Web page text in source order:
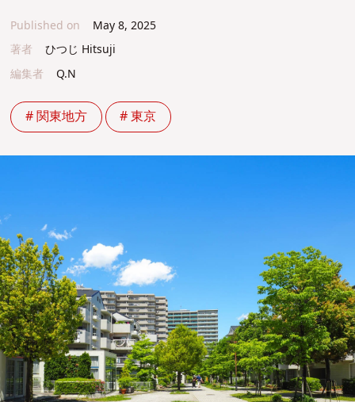
Published on
May 8, 2025
著者
ひつじ Hitsuji
編集者
Q.N
# 関東地方 # 東京